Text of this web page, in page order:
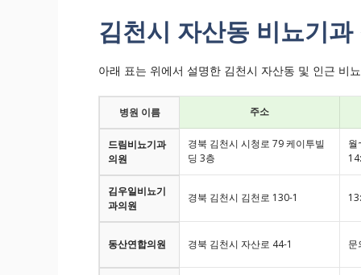
김천시 자산동 비뇨기
아래 표는 위에서 설명한 김천시 자산동 및 인근 비
병원 이름 주소
드림비뇨기과
의원
경북 김천시 시청로 79 케이투빌
딩 3층
월
김우일비뇨기
과의원
경북 김천시 김천로 130-1
동산연합의원 경북 김천시 자산로 44-1 문